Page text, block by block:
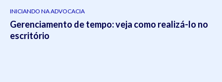
INICIANDO NA ADVOCACIA
Gerenciamento de tempo: veja como realizá-lo no
escritório